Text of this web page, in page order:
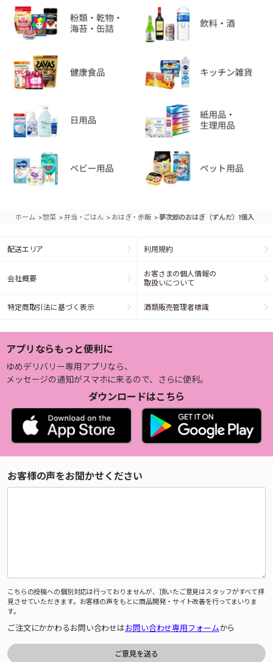
ホーム >惣菜 >弁当・ごはん > おはぎ・赤飯 >夢次郎のおはぎ（ずんだ）1個入
配送エリア 利用規約
会社概要
お客さまの個人情報の
取扱いについて
特定商取引法に基づく表示 酒類販売管理者標識
アプリならもっと便利に
ゆめデリバリー専用アプリなら、
メッセージの通知がスマホに来るので、さらに便利。
ダウンロードはこちら
お客様の声をお聞かせください
こちらの投稿への個別対応は行っておりませんが、頂いたご意見はスタッフがすべて拝
見させていただきます。お客様の声をもとに商品開発・サイト改善を行ってまいりま
す。
ご注文にかかわるお問い合わせはお問い合わせ専用フォームから